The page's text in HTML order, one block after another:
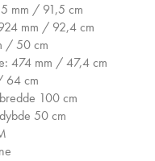
mm / 91,5 cm
mm / 92,4 cm
/ 50 cm
474 mm / 47,4 cm
64 cm
100 cm
50 cm